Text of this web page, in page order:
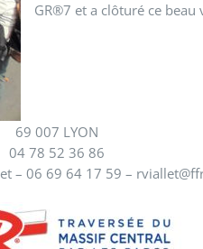
GR®7 et a clôturé ce
69 007 LYON
04 78 52 36 86
– 06 69 64 17 59 –